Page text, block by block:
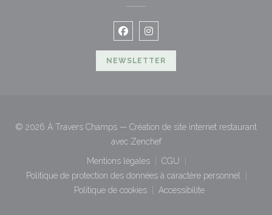
Facebook ((ouvre une nouvelle
Instagram ((ouvre une
NEWSLETTER
© 2026 À Travers Champs — Création de site internet restaurant
avec Zenchef((ouvre une nouvelle fenêtre))
Mentions légales
((ouvre une nouvelle fenêtre))
CGU
((ouvre une nouvelle
Politique de protection des données à caractère personnel
((ouvre une nouvelle fenêtre))
Politique de cookies
((ouvre une nouvelle fenêtre))
Accessibilite
((ouvre une nouvelle